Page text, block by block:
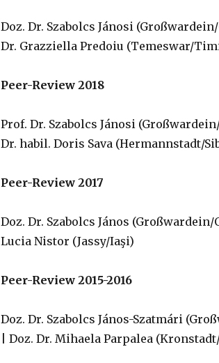
Doz. Dr. Szabolcs Jánosi
Dr. Grazziella Predoiu (Temeswar/
Peer-Review 2018
Prof. Dr. Szabolcs Jánosi
Dr. habil. Doris Sava (Hermannstadt/
Peer-Review 2017
Doz. Dr. Szabolcs János
Lucia Nistor (Jassy/Iaşi)
Peer-Review 2015-2016
Doz. Dr. Szabolcs János-Szatmári
| Doz. Dr. Mihaela Parpalea